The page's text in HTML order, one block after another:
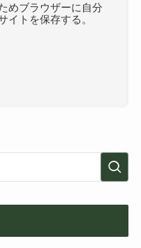
めブラウザーに自分
イトを保存する。